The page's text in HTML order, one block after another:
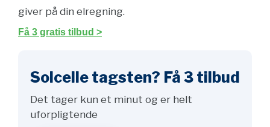
giver på din elregning.
Få 3 gratis tilbud >
Solcelle tagsten? Få 3 tilbud
Det tager kun et minut og er helt
uforpligtende